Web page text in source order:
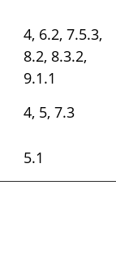
4, 6.2, 7.5.3,
8.2, 8.3.2,
9.1.1
4, 5, 7.3
5.1